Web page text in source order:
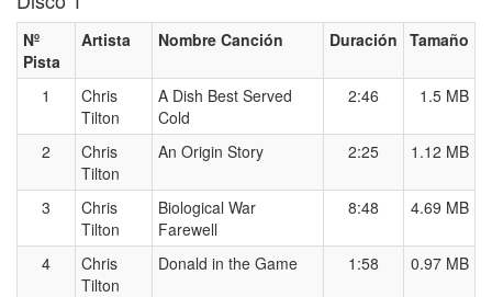
Nº
Pista
Artista Nombre Canción Duración Tamaño
1
Chris
Tilton
A Dish Best Served
Cold
2:46 1.5 MB
2
Chris
Tilton
An Origin Story 2:25 1.12 MB
3
Chris
Tilton
Biological War
Farewell
8:48 4.69 MB
4
Chris
Tilton
Donald in the Game 1:58 0.97 MB